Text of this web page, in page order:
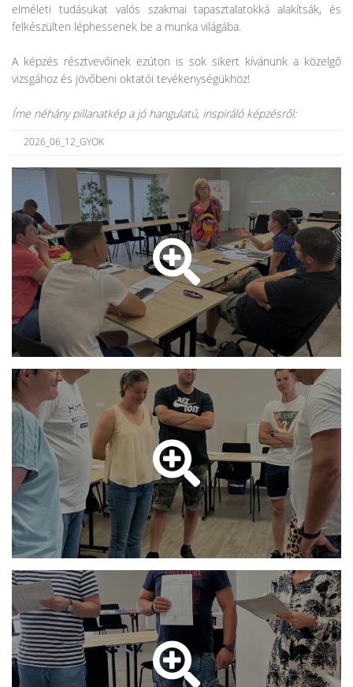
elméleti tudásukat valós szakmai tapasztalatokká alakítsák, és
felkészülten léphessenek be a munka világába.
A képzés résztvevőinek ezúton is sok sikert kívánunk a közelgő
vizsgához és jövőbeni oktatói tevékenységükhöz!
Íme néhány pillanatkép a jó hangulatú, inspiráló képzésről:
2026_06_12_GYOK